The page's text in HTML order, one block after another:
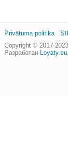
Copyright © 2017-2023
Разработан Loyaty.eu,
Privātuma politika